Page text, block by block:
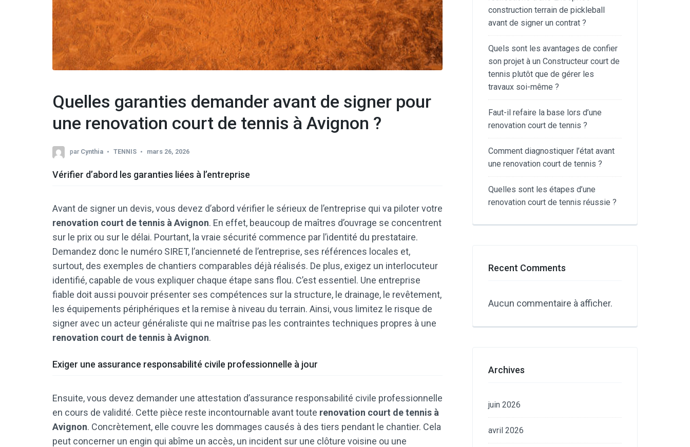
Quelles garanties demander avant de signer pour
une renovation court de tennis à Avignon ?
par Cynthia TENNIS mars 26, 2026
Vérifier d’abord les garanties liées à l’entreprise
Avant de signer un devis, vous devez d’abord vérifier le sérieux de l’entreprise qui va piloter votre
renovation court de tennis à Avignon. En effet, beaucoup de maîtres d’ouvrage se concentrent
sur le prix ou sur le délai. Pourtant, la vraie sécurité commence par l’identité du prestataire.
Demandez donc le numéro SIRET, l’ancienneté de l’entreprise, ses références locales et,
surtout, des exemples de chantiers comparables déjà réalisés. De plus, exigez un interlocuteur
identifié, capable de vous expliquer chaque étape sans flou. C’est essentiel. Une entreprise
fiable doit aussi pouvoir présenter ses compétences sur la structure, le drainage, le revêtement,
les équipements périphériques et la remise à niveau du terrain. Ainsi, vous limitez le risque de
signer avec un acteur généraliste qui ne maîtrise pas les contraintes techniques propres à une
renovation court de tennis à Avignon.
Exiger une assurance responsabilité civile professionnelle à jour
Ensuite, vous devez demander une attestation d’assurance responsabilité civile professionnelle
en cours de validité. Cette pièce reste incontournable avant toute renovation court de tennis à
Avignon. Concrètement, elle couvre les dommages causés à des tiers pendant le chantier. Cela
peut concerner un engin qui abîme un accès, un incident sur une clôture voisine ou une
construction terrain de pickleball
avant de signer un contrat ?
Quels sont les avantages de confier
son projet à un Constructeur court de
tennis plutôt que de gérer les
travaux soi-même ?
Faut-il refaire la base lors d’une
renovation court de tennis ?
Comment diagnostiquer l’état avant
une renovation court de tennis ?
Quelles sont les étapes d’une
renovation court de tennis réussie ?
Recent Comments
Aucun commentaire à afficher.
Archives
juin 2026
avril 2026